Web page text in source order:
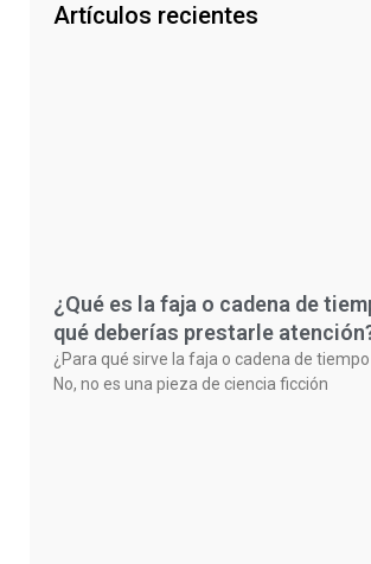
Artículos recientes
¿Qué es la faja o cadena de
qué deberías prestarle
¿Para qué sirve la faja o cadena de
No, no es una pieza de ciencia ficción